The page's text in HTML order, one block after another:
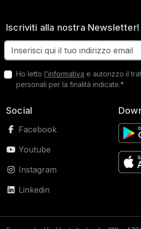
Iscriviti alla nostra Newsletter!
Ho letto l'informativa e autorizzo il
personali per la finalità indicate.*
Social
Facebook
Youtube
Instagram
Linkedin